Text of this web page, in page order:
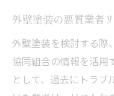
外壁塗装の悪質業者
外壁塗装を検討する際
協同組合の情報を活用
として、過去にトラブ